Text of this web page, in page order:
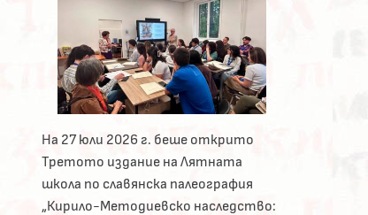
На 27 юли 2026 г. беше открито
Третото издание на Лятната
школа по славянска палеография
„Кирило-Методиевско наследство: